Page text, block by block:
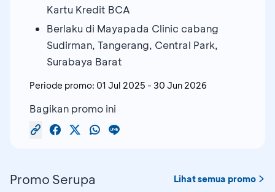
Kartu Kredit BCA
Berlaku di Mayapada Clinic cabang
Sudirman, Tangerang, Central Park,
Surabaya Barat
Periode promo: 01 Jul 2025 - 30 Jun 2026
Bagikan promo ini
Promo Serupa Lihat semua promo